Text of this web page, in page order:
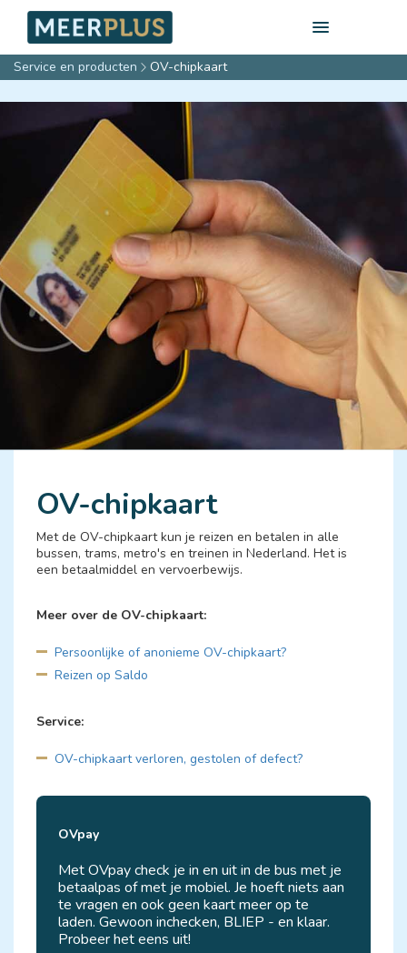
Service en producten OV-chipkaart
OV-chipkaart
Met de OV-chipkaart kun je reizen en betalen in alle
bussen, trams, metro's en treinen in Nederland. Het is
een betaalmiddel en vervoerbewijs.
Meer over de OV-chipkaart:
Persoonlijke of anonieme OV-chipkaart?
Reizen op Saldo
Service:
OV-chipkaart verloren, gestolen of defect?
OVpay
Met OVpay check je in en uit in de bus met je
betaalpas of met je mobiel. Je hoeft niets aan
te vragen en ook geen kaart meer op te
laden. Gewoon inchecken, BLIEP - en klaar.
Probeer het eens uit!